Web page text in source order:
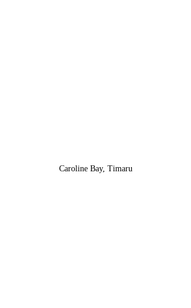
Caroline Bay, Timaru